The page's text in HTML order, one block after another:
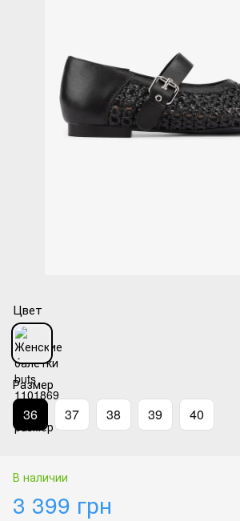
Цвет
Размер
36 37 38 39 40
В наличии
3 399 грн